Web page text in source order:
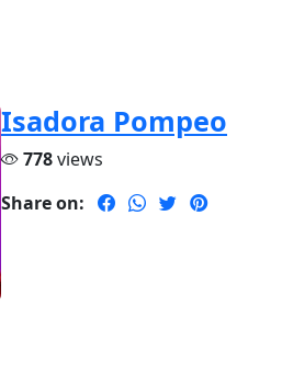
Isadora Pompeo
778views
Share on: